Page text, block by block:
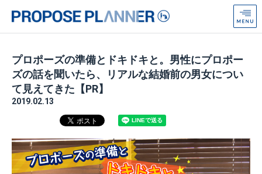
ロ
ズ
プ
ナ
from
Anniversaire
プロポーズの準備とドキドキと。男性にプロポー
ズの話を聞いたら、リアルな結婚前の男女につい
て見えてきた【PR】
2019.02.13